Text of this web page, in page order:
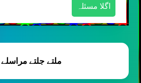
اگلا مسئلہ
ملتے جلتے مراسلے